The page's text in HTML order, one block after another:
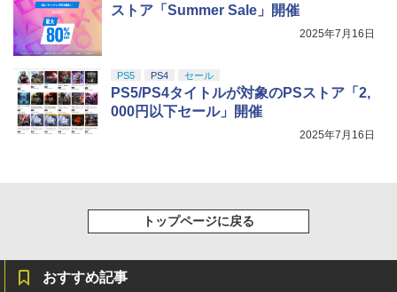
ストア「Summer Sale」開催
2025年7月16日
PS5 PS4 セール
PS5/PS4タイトルが対象のPSストア「2,
000円以下セール」開催
2025年7月16日
トップページに戻る
おすすめ記事